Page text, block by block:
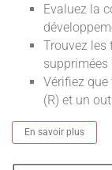
Evaluez la
Trouvez les
supprimées
Vérifiez
(R) et un
En savoir plus